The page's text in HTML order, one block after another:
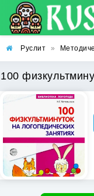
Руслит »
100